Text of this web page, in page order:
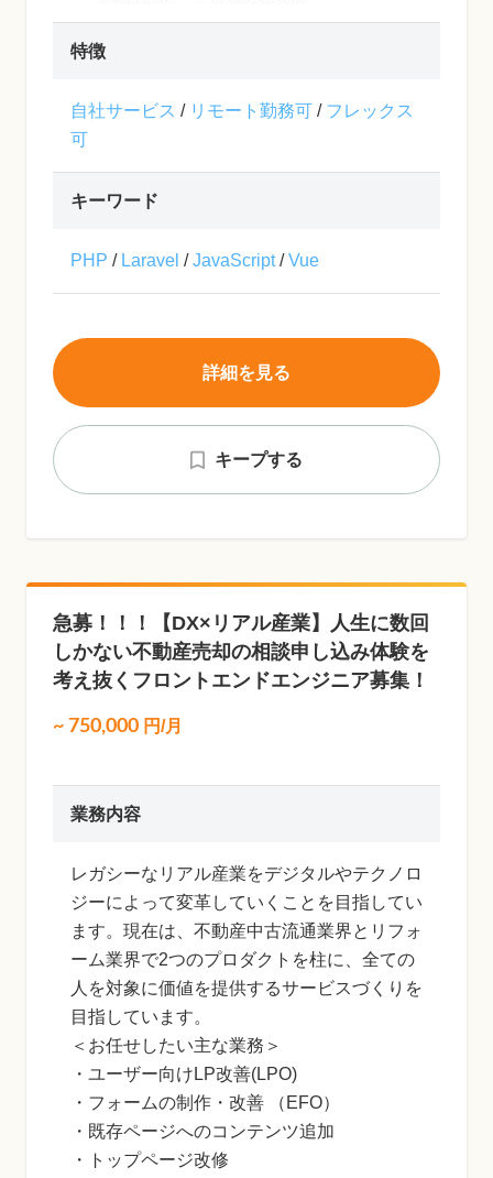
特徴
自社サービス / リモート勤務可 / フレックス
可
キーワード
PHP / Laravel /JavaScript/Vue
キープする
詳細を見る
急募！！！【DX×リアル産業】人生に数回
しかない不動産売却の相談申し込み体験を
考え抜くフロントエンドエンジニア募集！
~ 750,000 円/月
業務内容
レガシーなリアル産業をデジタルやテクノロ
ジーによって変革していくことを目指してい
ます。現在は、不動産中古流通業界とリフォ
ーム業界で2つのプロダクトを柱に、全ての
人を対象に価値を提供するサービスづくりを
目指しています。
＜お任せしたい主な業務＞
・ユーザー向けLP改善(LPO)
・フォームの制作・改善 （EFO）
・既存ページへのコンテンツ追加
・トップページ改修